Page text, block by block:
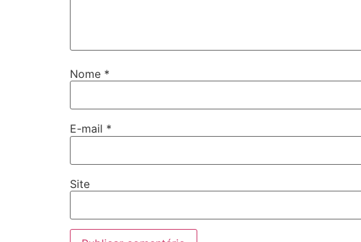
Nome *
E-mail *
Site